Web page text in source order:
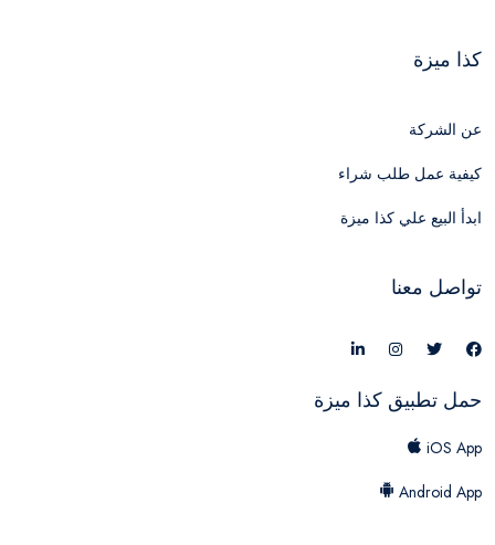
كذا ميزة
عن الشركة
كيفية عمل طلب شراء
ابدأ البيع علي كذا ميزة
تواصل معنا
حمل تطبيق كذا ميزة
iOS App
Android App